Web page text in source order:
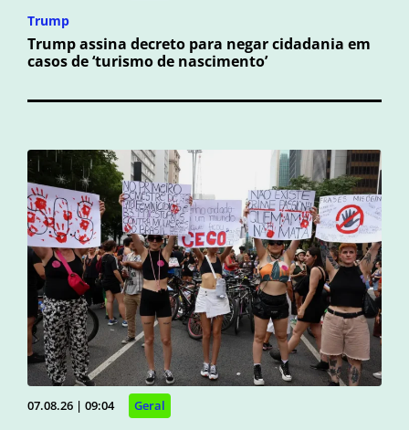
Trump
Trump assina decreto para negar cidadania em
casos de ‘turismo de nascimento’
07.08.26 | 09:04 Geral